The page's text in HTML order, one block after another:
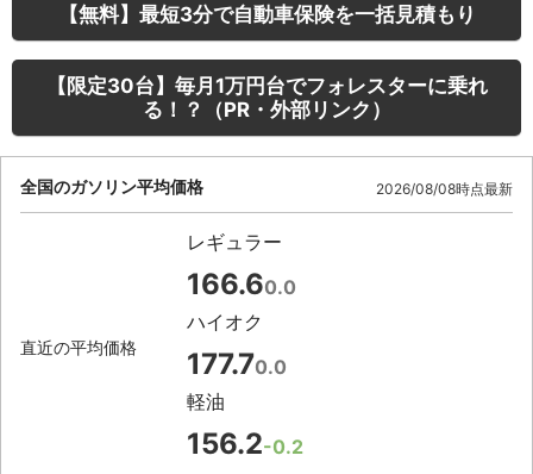
【無料】最短3分で自動車保険を一括見積もり
【限定30台】毎月1万円台でフォレスターに乗れ
る！？（PR・外部リンク）
全国のガソリン平均価格 2026/08/08時点最新
直近の平均価格
レギュラー
166.60.0
ハイオク
177.70.0
軽油
156.2-0.2